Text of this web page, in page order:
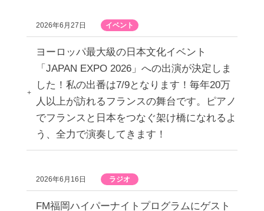
2026年6月27日 イベント
ヨーロッパ最大級の日本文化イベント
「JAPAN EXPO 2026」への出演が決定しま
した！私の出番は7/9となります！毎年20万
人以上が訪れるフランスの舞台です。ピアノ
でフランスと日本をつなぐ架け橋になれるよ
う、全力で演奏してきます！
2026年6月16日 ラジオ
FM福岡ハイパーナイトプログラムにゲスト